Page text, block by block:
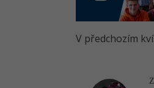
V předchozím